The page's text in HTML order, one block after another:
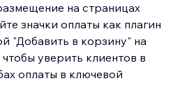
на страницах
значки оплаты как плагин
"Добавить в корзину" на
уверить клиентов в
оплаты в ключевой